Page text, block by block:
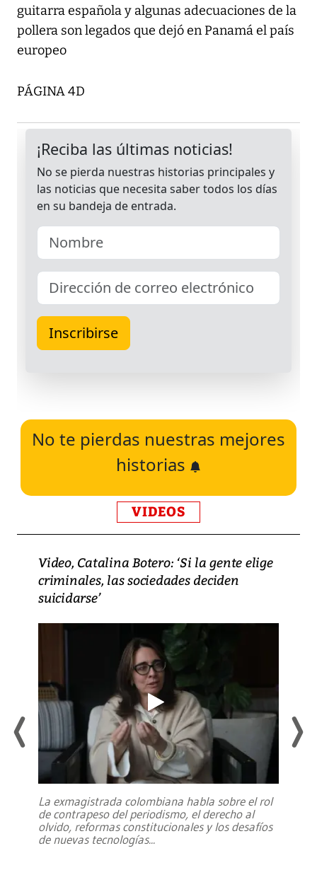
guitarra española y algunas adecuaciones de la
pollera son legados que dejó en Panamá el país
europeo
PÁGINA 4D
No te pierdas nuestras mejores
historias
VIDEOS
Video, Catalina Botero: ‘Si la gente elige
criminales, las sociedades deciden
suicidarse’
La exmagistrada colombiana habla sobre el rol
de contrapeso del periodismo, el derecho al
olvido, reformas constitucionales y los desafíos
de nuevas tecnologías...